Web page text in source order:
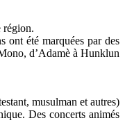
région.
été marquées par des
d’Adamè à Hunklun
musulman et autres)
Des concerts animés